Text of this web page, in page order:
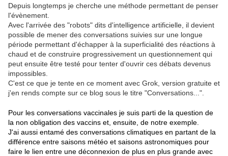
Depuis longtemps je cherche une méthode permettant de penser
l'évènement.
Avec l'arrivée des "robots" dits d'intelligence artificielle, il devient
possible de mener des conversations suivies sur une longue
période permettant d'échapper à la superficialité des réactions à
chaud et de construire progressivement un questionnement qui
peut ensuite être testé pour tenter d'ouvrir ces débats devenus
impossibles.
C'est ce que je tente en ce moment avec Grok, version gratuite et
j'en rends compte sur ce blog sous le titre "Conversations...".
Pour les conversations vaccinales je suis parti de la question de
la non obligation des vaccins et, ensuite, de notre exemple.
J'ai aussi entamé des conversations climatiques en partant de la
différence entre saisons météo et saisons astronomiques pour
faire le lien entre une déconnexion de plus en plus grande avec